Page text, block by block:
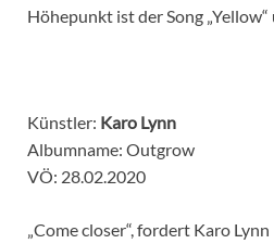
Höhepunkt ist der Song
Künstler: Karo Lynn
Albumname: Outgrow
VÖ: 28.02.2020
„Come closer“, fordert Karo Lynn